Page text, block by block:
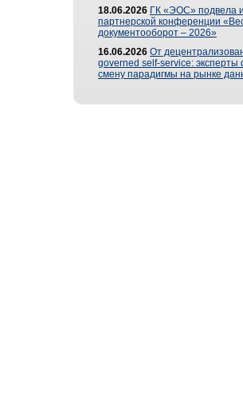
18.06.2026 ГК «ЭОС» подвела
партнерской конференции
документооборот – 2026»
16.06.2026 От
governed self-service: эксперты
смену парадигмы на рынке